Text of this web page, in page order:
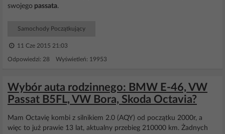
swojego passata.
Samochody Początkujący
11 Cze 2015 21:03
Odpowiedzi: 28 Wyświetleń: 19953
Wybór auta rodzinnego: BMW E-46, VW
Passat B5FL, VW Bora, Skoda Octavia?
Mam Octavię kombi z silnikiem 2.0 (AQY) od początku 2000r, a
więc to już prawie 13 lat, aktualny przebieg 210000 km. Żadnych